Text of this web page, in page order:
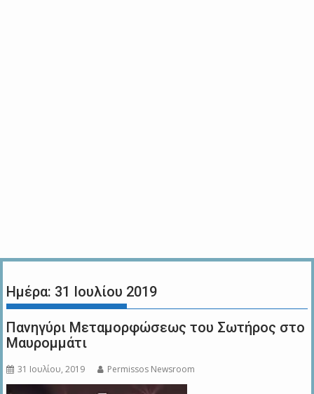
Ημέρα: 31 Ιουλίου 2019
Πανηγύρι Μεταμορφώσεως του Σωτήρος στο
Μαυρομμάτι
31 Ιουλίου, 2019 Permissos Newsroom